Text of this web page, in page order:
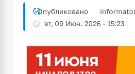
Опубликовано
вт, 09 Июн. 2026 - 15:23